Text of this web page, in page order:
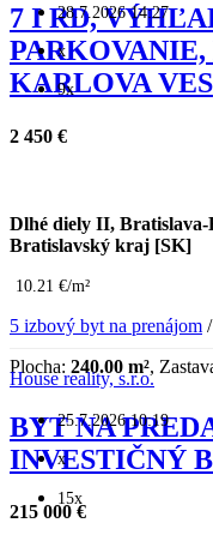
28.7.2026 14:27
x
9x
7 I RD,
KARLOVA VES
2 450 €
Dlhé diely II,
Bratislavský kraj [SK]
10.21 €/m²
5 izbový byt na prenájom /
Plocha: 240.00 m²,
House reality, s.r.o.
25.7.2026 10:19
x
15x
BYT NA
INVESTIČNÝ
215 000 €